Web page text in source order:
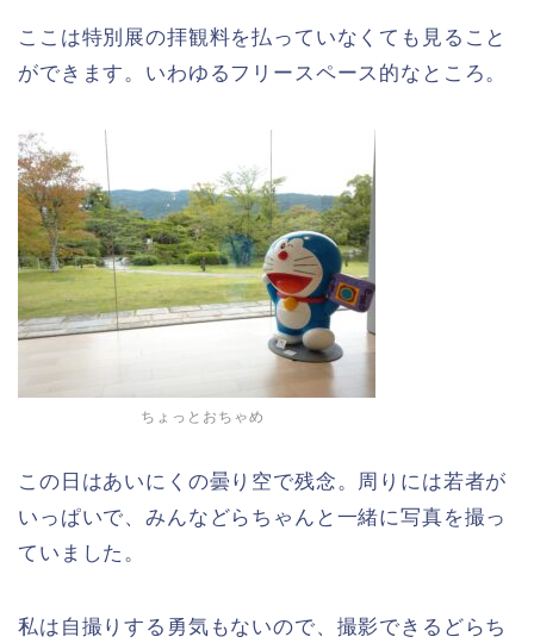
ここは特別展の拝観料を払っていなくても見ること
ができます。いわゆるフリースペース的なところ。
ちょっとおちゃめ
この日はあいにくの曇り空で残念。周りには若者が
いっぱいで、みんなどらちゃんと一緒に写真を撮っ
ていました。
私は自撮りする勇気もないので、撮影できるどらち